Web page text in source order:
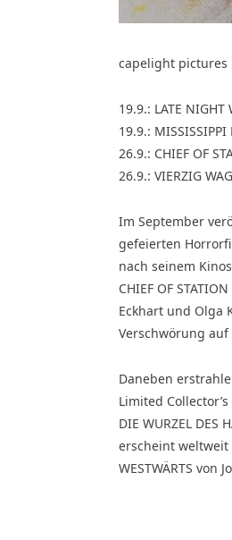
capelight pictures
19.9.: LATE
19.9.:
26.9.: CHIEF OF
26.9.: VIERZIG
Im September
gefeierten
nach seinem
CHIEF OF
Eckhart und Olga
Verschwörung
Daneben
Limited
DIE WURZEL
erscheint weltweit
WESTWÄRTS